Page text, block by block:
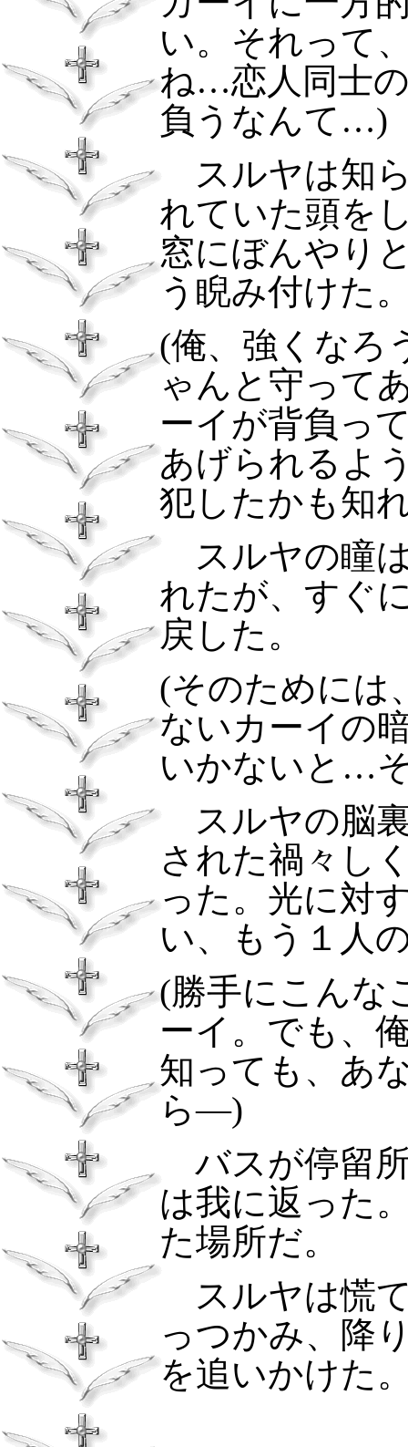
い。それって
ね…恋人同士
負うなんて…)
スルヤは知
れていた頭を
窓にぼんやり
う睨み付けた
(俺、強くなろ
ゃんと守って
ーイが背負っ
あげられるよ
犯したかも知
スルヤの瞳
れたが、すぐ
戻した。
(そのためには
ないカーイの
いかないと…
スルヤの脳
された禍々し
った。光に対
い、もう１人
(勝手にこんな
ーイ。でも、
知っても、あ
ら―)
バスが停留
は我に返った
た場所だ。
スルヤは慌
っつかみ、降
を追いかけた